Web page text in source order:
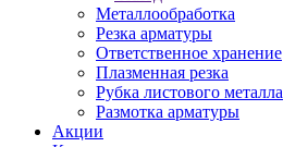
Металлообработка
Резка арматуры
Ответственное хранение
Плазменная резка
Рубка листового металла
Размотка арматуры
Акции